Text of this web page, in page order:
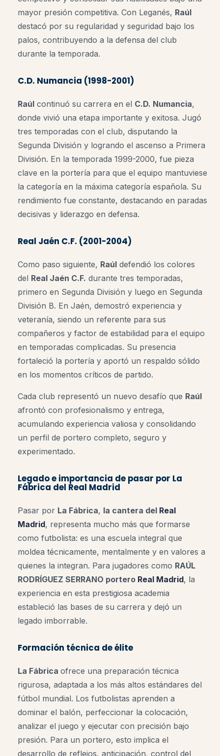
mayor presión competitiva. Con Leganés, Raúl
destacó por su regularidad y seguridad bajo los
palos, contribuyendo a la defensa del club
durante la temporada.
C.D. Numancia (1998-2001)
Raúl continuó su carrera en el C.D. Numancia,
donde vivió una etapa importante y exitosa. Jugó
tres temporadas con el club, disputando la
Segunda División y logrando el ascenso a Primera
División. En la temporada 1999-2000, fue pieza
clave en la portería para que el equipo mantuviese
la categoría en la máxima categoría española. Su
rendimiento fue constante, destacando en paradas
decisivas y liderazgo en defensa.
Real Jaén C.F. (2001-2004)
Como paso siguiente, Raúl defendió los colores
del Real Jaén C.F. durante tres temporadas,
primero en Segunda División y luego en Segunda
División B. En Jaén, demostró experiencia y
veteranía, siendo un referente para sus
compañeros y factor de estabilidad para el equipo
en temporadas complicadas. Su presencia
fortaleció la portería y aportó un respaldo sólido
en los momentos críticos de partido.
Cada club representó un nuevo desafío que Raúl
afrontó con profesionalismo y entrega,
acumulando experiencia valiosa y consolidando
un perfil de portero completo, seguro y
experimentado.
Legado e importancia de pasar por La
Fábrica del Real Madrid
Pasar por La Fábrica, la cantera del Real
Madrid, representa mucho más que formarse
como futbolista: es una escuela integral que
moldea técnicamente, mentalmente y en valores a
quienes la integran. Para jugadores como RAÚL
RODRÍGUEZ SERRANO portero Real Madrid, la
experiencia en esta prestigiosa academia
estableció las bases de su carrera y dejó un
legado imborrable.
Formación técnica de élite
La Fábrica ofrece una preparación técnica
rigurosa, adaptada a los más altos estándares del
fútbol mundial. Los futbolistas aprenden a
dominar el balón, perfeccionar la colocación,
analizar el juego y ejecutar con precisión bajo
presión. Para un portero, esto implica el
desarrollo de reflejos, anticipación, control del